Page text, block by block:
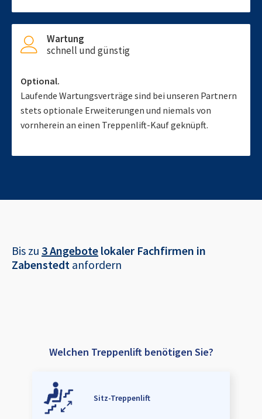
Wartung
schnell und günstig
Optional.
Laufende Wartungsverträge sind bei unseren Partnern
stets optionale Erweiterungen und niemals von
vornherein an einen Treppenlift-Kauf geknüpft.
Bis zu 3 Angebote lokaler Fachfirmen in
Zabenstedt anfordern
Welchen Treppenlift benötigen Sie?
Sitz-Treppenlift